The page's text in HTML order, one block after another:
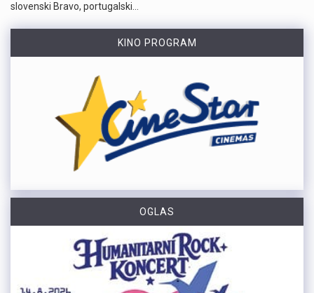
slovenski Bravo, portugalski…
KINO PROGRAM
OGLAS